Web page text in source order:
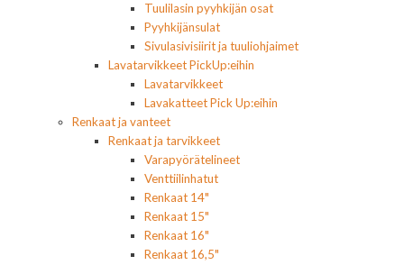
Tuulilasin pyyhkijän osat
Pyyhkijänsulat
Sivulasivisiirit ja tuuliohjaimet
Lavatarvikkeet PickUp:eihin
Lavatarvikkeet
Lavakatteet Pick Up:eihin
Renkaat ja vanteet
Renkaat ja tarvikkeet
Varapyörätelineet
Venttiilinhatut
Renkaat 14"
Renkaat 15"
Renkaat 16"
Renkaat 16,5"